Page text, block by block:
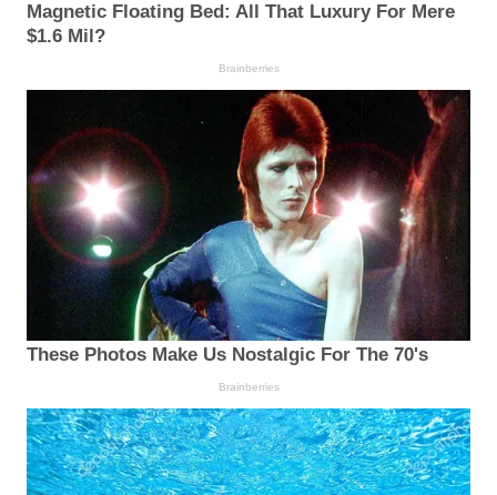
Magnetic Floating Bed: All That Luxury For Mere
$1.6 Mil?
Brainberries
These Photos Make Us Nostalgic For The 70's
Brainberries